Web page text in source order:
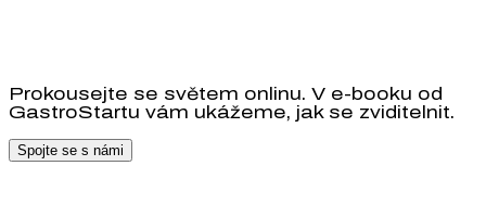
Prokousejte se světem onlinu. V e-booku od
GastroStartu vám ukážeme, jak se zviditelnit.
Spojte se s námi